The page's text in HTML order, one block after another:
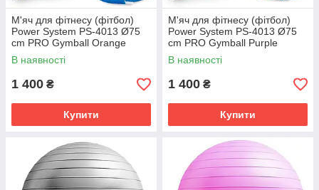
М'яч для фітнесу (фітбол)
Power System PS-4013 Ø75
cm PRO Gymball Orange
В наявності
1 400 ₴
Купити
М'яч для фітнесу (фітбол)
Power System PS-4013 Ø75
cm PRO Gymball Purple
В наявності
1 400 ₴
Купити